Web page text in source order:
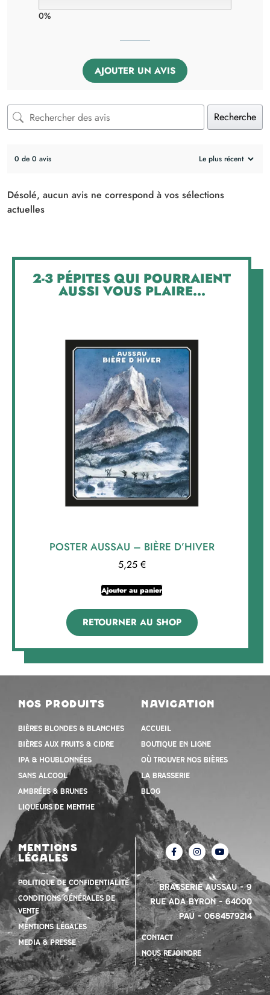
0%
AJOUTER UN AVIS
Recherche
0 de 0 avis
Désolé, aucun avis ne correspond à vos sélections
actuelles
2-3 PÉPITES QUI POURRAIENT
AUSSI VOUS PLAIRE...
POSTER AUSSAU – BIÈRE D’HIVER
5,25 €
Ajouter au panier
RETOURNER AU SHOP
nos produits
Bières blondes & blanches
Bières aux fruits & cidre
IPA & houblonnées
Sans alcool
Ambrées & Brunes
Liqueurs de menthe
navigation
Accueil
Boutique en ligne
Où trouver nos bières
la brasserie
Blog
mentions
légales
Politique de confidentialité
Conditions Générales de
vente
mentions légales
Media & presse
Brasserie Aussau – 9
Rue Ada Byron – 64000
PAU – 0684579214
contact
nous rejoindre